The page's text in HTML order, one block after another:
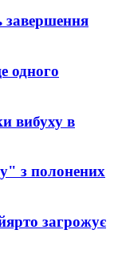
одного
вибуху в
з полонених
загрожує